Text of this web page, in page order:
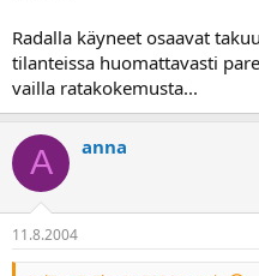
Radalla käyneet osaavat
tilanteissa huomattavasti
vailla ratakokemusta...
A anna
11.8.2004